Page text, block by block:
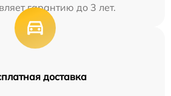
гарантию до 3 лет.
доставка